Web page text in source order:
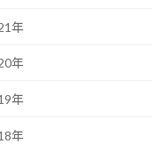
年
年
年
年